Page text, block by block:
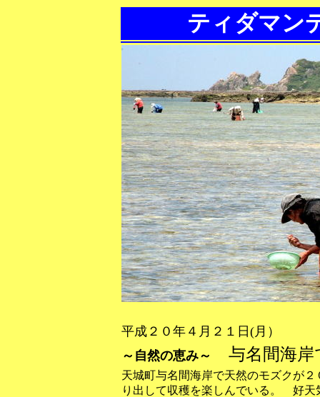
ティダマン
平成２０年４月２１日(月）
～自然の恵み～
与名間海岸
天城町与名間海岸で天然のモズクが
り出して収穫を楽しんでいる。 好天